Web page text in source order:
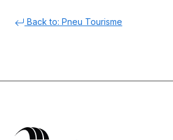
Back to: Pneu Tourisme